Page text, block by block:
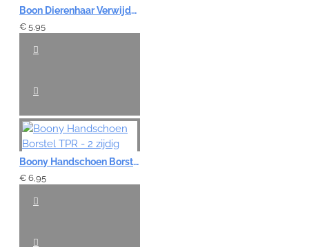
Boon Dierenhaar Verwijderaar - 16cm
€ 5,95
Boony Handschoen Borstel TPR - 2 zijdig
€ 6,95